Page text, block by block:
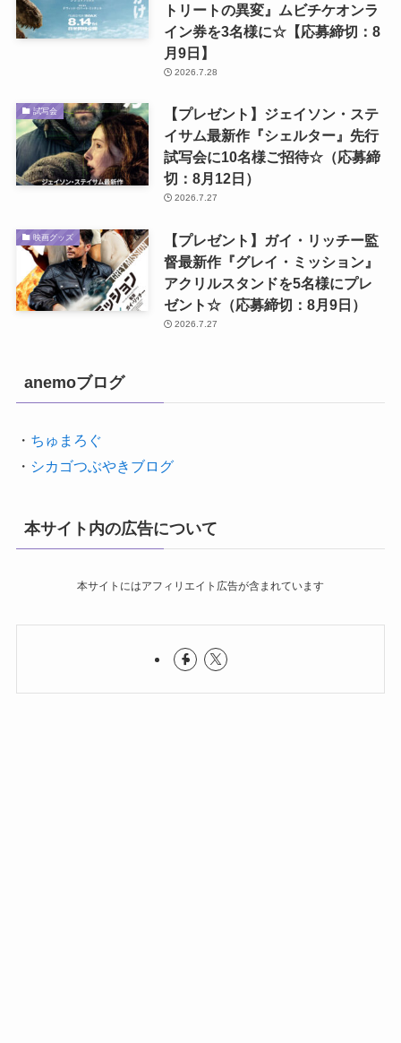
トリートの異変』ムビチケオンラ
イン券を3名様に☆【応募締切：8
月9日】
2026.7.28
試写会
【プレゼント】ジェイソン・ステ
イサム最新作『シェルター』先行
試写会に10名様ご招待☆（応募締
切：8月12日）
2026.7.27
映画グッズ
【プレゼント】ガイ・リッチー監
督最新作『グレイ・ミッション』
アクリルスタンドを5名様にプレ
ゼント☆（応募締切：8月9日）
2026.7.27
anemoブログ
・ ちゅまろぐ
・ シカゴつぶやきブログ
本サイト内の広告について
本サイトにはアフィリエイト広告が含まれています